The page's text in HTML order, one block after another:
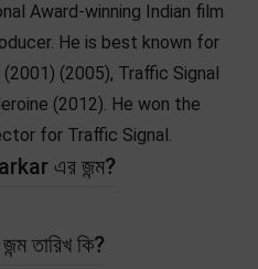
Award-winning Indian film
He is best known for
(2001) (2005), Traffic Signal
(2012). He won the
for Traffic Signal.
এর জন্ম?
তারিখ কি?